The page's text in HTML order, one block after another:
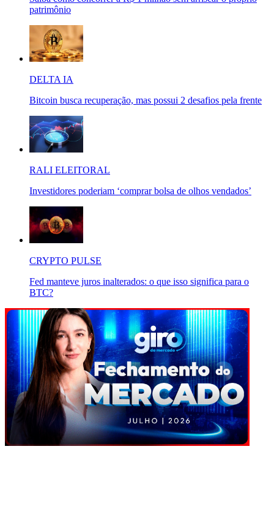
patrimônio
DELTA IA
Bitcoin busca recuperação, mas possui 2 desafios pela frente
RALI ELEITORAL
Investidores poderiam ‘comprar bolsa de olhos vendados’
CRYPTO PULSE
Fed manteve juros inalterados: o que isso significa para o
BTC?